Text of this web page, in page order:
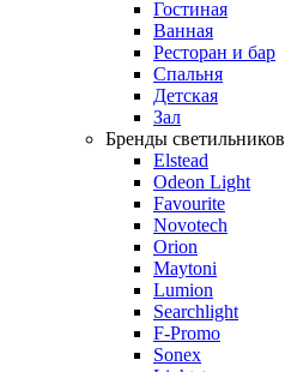
Гостиная
Ванная
Ресторан и бар
Спальня
Детская
Зал
Бренды светильников
Elstead
Odeon Light
Favourite
Novotech
Orion
Maytoni
Lumion
Searchlight
F-Promo
Sonex